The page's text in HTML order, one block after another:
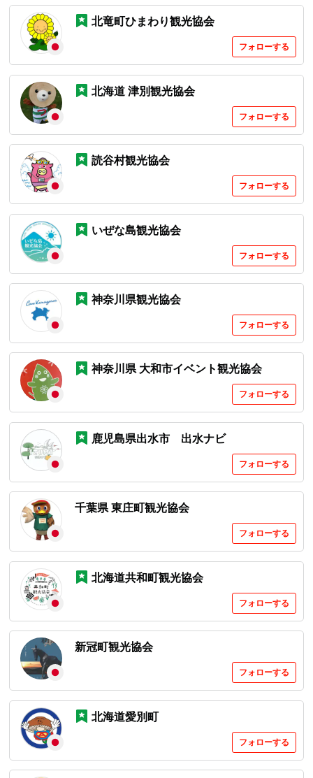
北竜町ひまわり観光協会
フォローする
北海道 津別観光協会
フォローする
読谷村観光協会
フォローする
いぜな島観光協会
フォローする
神奈川県観光協会
フォローする
神奈川県 大和市イベント観光協会
フォローする
鹿児島県出水市 出水ナビ
フォローする
千葉県 東庄町観光協会
フォローする
北海道共和町観光協会
フォローする
新冠町観光協会
フォローする
北海道愛別町
フォローする